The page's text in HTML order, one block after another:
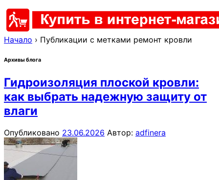
Начало › Публикации с метками ремонт кровли
Архивы блога
Гидроизоляция плоской кровли:
как выбрать надежную защиту от
влаги
Опубликовано 23.06.2026 Автор: adfinera